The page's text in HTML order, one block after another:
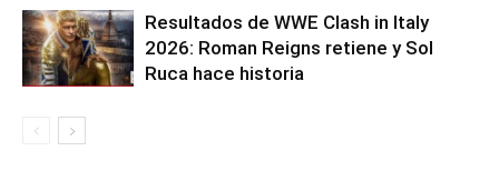
Resultados de WWE Clash in Italy
2026: Roman Reigns retiene y Sol
Ruca hace historia